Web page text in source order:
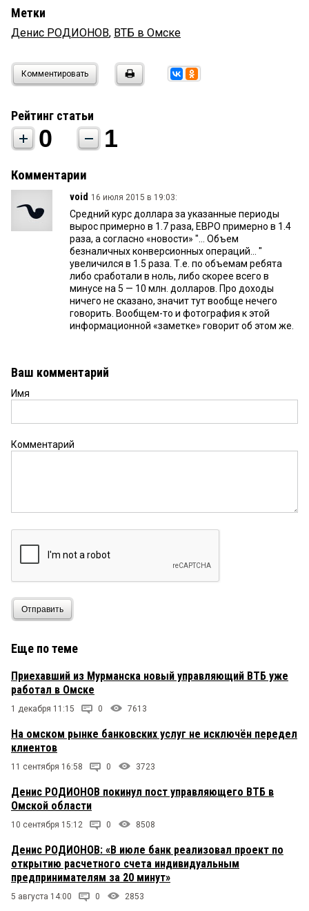
Метки
Денис РОДИОНОВ, ВТБ в Омске
Комментировать
Рейтинг статьи
0 1
Комментарии
void 16 июля 2015 в 19:03:
Средний курс доллара за указанные периоды
вырос примерно в 1.7 раза, ЕВРО примерно в 1.4
раза, а согласно «новости» "... Объем
безналичных конверсионных операций... "
увеличился в 1.5 раза. Т.е. по объемам ребята
либо сработали в ноль, либо скорее всего в
минусе на 5 — 10 млн. долларов. Про доходы
ничего не сказано, значит тут вообще нечего
говорить. Вообщем-то и фотография к этой
информационной «заметке» говорит об этом же.
Ваш комментарий
Имя
Комментарий
Отправить
Еще по теме
Приехавший из Мурманска новый управляющий ВТБ уже
работал в Омске
1 декабря 11:15 0 7613
На омском рынке банковских услуг не исключён передел
клиентов
11 сентября 16:58 0 3723
Денис РОДИОНОВ покинул пост управляющего ВТБ в
Омской области
10 сентября 15:12 0 8508
Денис РОДИОНОВ: «В июле банк реализовал проект по
открытию расчетного счета индивидуальным
предпринимателям за 20 минут»
5 августа 14:00 0 2853